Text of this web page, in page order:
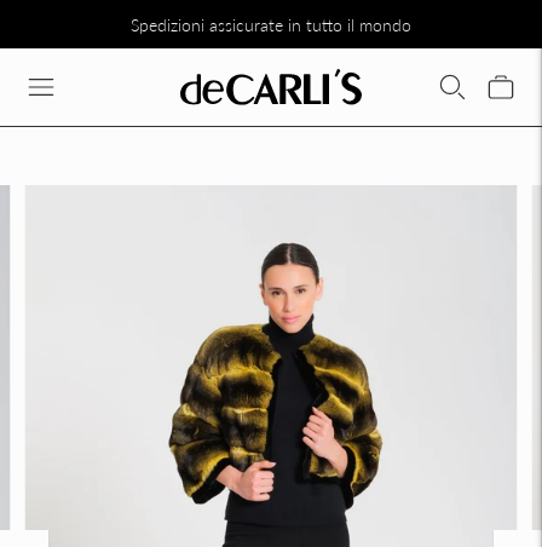
Spedizioni assicurate in tutto il mondo
SCONTO DEL 30% SU TUTTA LA COLLEZIONE DIRETTAMENTE